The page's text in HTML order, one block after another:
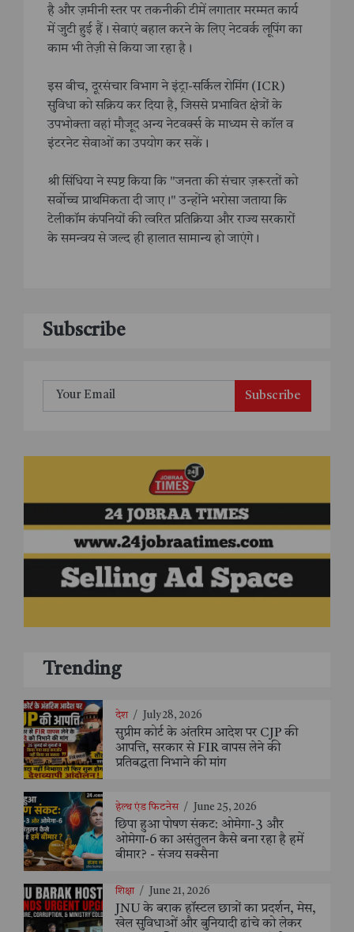
है और ज़मीनी स्तर पर तकनीकी टीमें लगातार मरम्मत कार्य
में जुटी हुई हैं। सेवाएं बहाल करने के लिए नेटवर्क लूपिंग का
काम भी तेज़ी से किया जा रहा है।
इस बीच, दूरसंचार विभाग ने इंट्रा-सर्किल रोमिंग (ICR)
सुविधा को सक्रिय कर दिया है, जिससे प्रभावित क्षेत्रों के
उपभोक्ता वहां मौजूद अन्य नेटवर्क्स के माध्यम से कॉल व
इंटरनेट सेवाओं का उपयोग कर सकें।
श्री सिंधिया ने स्पष्ट किया कि "जनता की संचार ज़रूरतों को
सर्वोच्च प्राथमिकता दी जाए।" उन्होंने भरोसा जताया कि
टेलीकॉम कंपनियों की त्वरित प्रतिक्रिया और राज्य सरकारों
के समन्वय से जल्द ही हालात सामान्य हो जाएंगे।
Subscribe
Subscribe
Trending
देश / July 28, 2026
सुप्रीम कोर्ट के अंतरिम आदेश पर CJP की
आपत्ति, सरकार से FIR वापस लेने की
प्रतिबद्धता निभाने की मांग
हेल्थ एंड फिटनेस / June 25, 2026
छिपा हुआ पोषण संकट: ओमेगा-3 और
ओमेगा-6 का असंतुलन कैसे बना रहा है हमें
बीमार? - संजय सक्सैना
शिक्षा / June 21, 2026
JNU के बराक हॉस्टल छात्रों का प्रदर्शन, मेस,
खेल सुविधाओं और बुनियादी ढांचे को लेकर